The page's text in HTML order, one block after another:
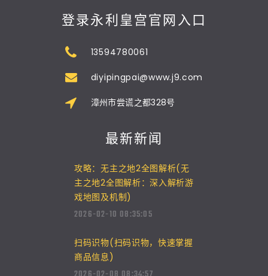
登录永利皇宫官网入口
13594780061
diyipingpai@www.j9.com
漳州市尝谎之都328号
最新新闻
攻略：无主之地2全图解析(无
主之地2全图解析：深入解析游
戏地图及机制)
2026-02-10 08:35:05
扫码识物(扫码识物，快速掌握
商品信息)